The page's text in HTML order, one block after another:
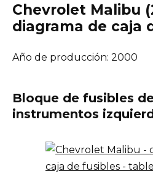
Chevrolet Malibu
diagrama de caja
Año de producción: 2000
Bloque de fusibles
instrumentos